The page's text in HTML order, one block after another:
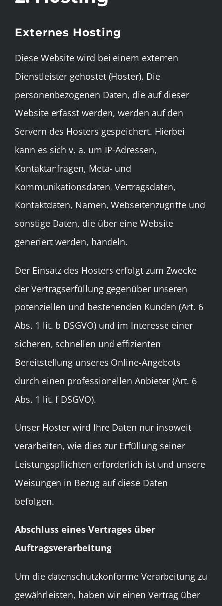
Externes Hosting
Diese Website wird bei einem externen
Dienstleister gehostet (Hoster). Die
personenbezogenen Daten, die auf dieser
Website erfasst werden, werden auf den
Servern des Hosters gespeichert. Hierbei
kann es sich v. a. um IP-Adressen,
Kontaktanfragen, Meta- und
Kommunikationsdaten, Vertragsdaten,
Kontaktdaten, Namen, Webseitenzugriffe und
sonstige Daten, die über eine Website
generiert werden, handeln.
Der Einsatz des Hosters erfolgt zum Zwecke
der Vertragserfüllung gegenüber unseren
potenziellen und bestehenden Kunden (Art. 6
Abs. 1 lit. b DSGVO) und im Interesse einer
sicheren, schnellen und effizienten
Bereitstellung unseres Online-Angebots
durch einen professionellen Anbieter (Art. 6
Abs. 1 lit. f DSGVO).
Unser Hoster wird Ihre Daten nur insoweit
verarbeiten, wie dies zur Erfüllung seiner
Leistungspflichten erforderlich ist und unsere
Weisungen in Bezug auf diese Daten
befolgen.
Abschluss eines Vertrages über
Auftragsverarbeitung
Um die datenschutzkonforme Verarbeitung zu
gewährleisten, haben wir einen Vertrag über